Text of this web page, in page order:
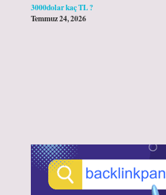
3000dolar kaç TL ?
Temmuz 24, 2026